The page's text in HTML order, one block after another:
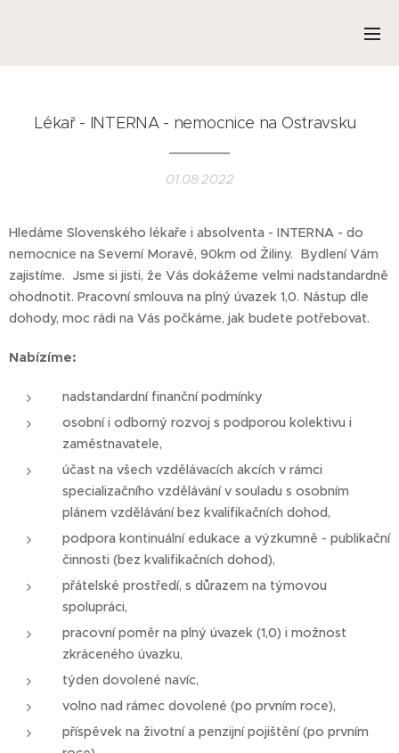
Lékař - INTERNA - nemocnice na Ostravsku
01.08.2022
Hledáme Slovenského lékaře i absolventa - INTERNA - do
nemocnice na Severní Moravě, 90km od Žiliny. Bydlení Vám
zajistíme. Jsme si jisti, že Vás dokážeme velmi nadstandardně
ohodnotit. Pracovní smlouva na plný úvazek 1,0. Nástup dle
dohody, moc rádi na Vás počkáme, jak budete potřebovat.
Nabízíme:
nadstandardní finanční podmínky
osobní i odborný rozvoj s podporou kolektivu i
zaměstnavatele,
účast na všech vzdělávacích akcích v rámci
specializačního vzdělávání v souladu s osobním
plánem vzdělávání bez kvalifikačních dohod,
podpora kontinuální edukace a výzkumně - publikační
činnosti (bez kvalifikačních dohod),
přátelské prostředí, s důrazem na týmovou
spolupráci,
pracovní poměr na plný úvazek (1,0) i možnost
zkráceného úvazku,
týden dovolené navíc,
volno nad rámec dovolené (po prvním roce),
příspěvek na životní a penzijní pojištění (po prvním